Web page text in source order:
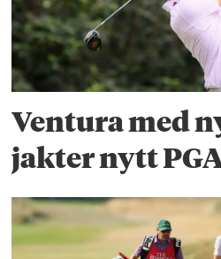
Ventura med
jakter nytt